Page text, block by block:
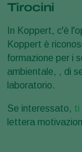
Tirocini
In Koppert, c'è
Koppert è
formazione per i
ambientale, , di
laboratorio.
Se interessato, ti
lettera